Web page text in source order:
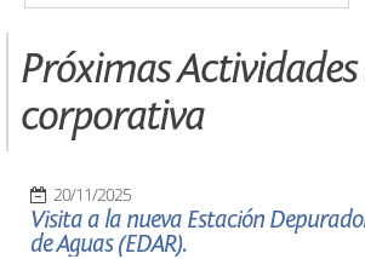
Próximas
corporativa
20/11/2025
Visita a la nueva Estación
de Aguas (EDAR).